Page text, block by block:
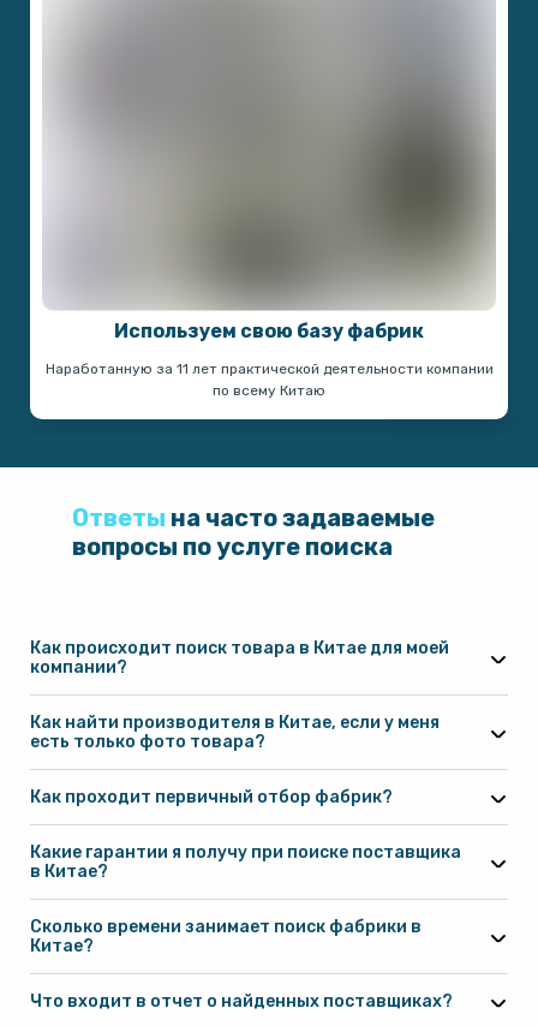
Используем свою базу фабрик
Наработанную за 11 лет практической деятельности компании
по всему Китаю
Ответы на часто задаваемые
вопросы по услуге поиска
Как происходит поиск товара в Китае для моей
компании?
Как найти производителя в Китае, если у меня
есть только фото товара?
Как проходит первичный отбор фабрик?
Какие гарантии я получу при поиске поставщика
в Китае?
Сколько времени занимает поиск фабрики в
Китае?
Что входит в отчет о найденных поставщиках?